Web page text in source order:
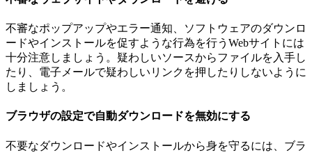
不審なポップアップやエラー通知、ソフトウェアのダウンロ
ードやインストールを促すような行為を行うWebサイトには
十分注意しましょう。疑わしいソースからファイルを入手し
たり、電子メールで疑わしいリンクを押したりしないように
しましょう。
ブラウザの設定で自動ダウンロードを無効にする
不要なダウンロードやインストールから身を守るには、ブラ